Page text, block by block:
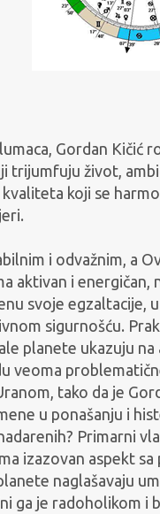
Gordan Kičić
trijumfuju život,
koji se
i odvažnim, a
aktivan i energičan,
svoje egzaltacije,
sigurnošću.
planete ukazuju
veoma
tako da je
u ponašanju i
Primarni
izazovan aspekt
naglašavaju
ga je radoholikom i